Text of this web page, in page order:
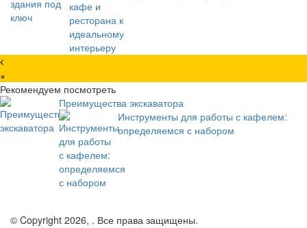
×
Рекомендуем посмотреть
Преимущества экскаватора
Инструменты для работы с кафелем:
определяемся с набором
© Copyright 2026, . Все права защищены.